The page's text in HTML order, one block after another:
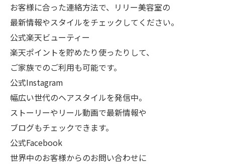
お客様に合った連絡方法で、リリー美容室の
最新情報やスタイルをチェックしてください。
公式楽天ビューティー
楽天ポイントを貯めたり使ったりして、
ご家族でのご利用も可能です。
公式Instagram
幅広い世代のヘアスタイルを発信中。
ストーリーやリール動画で最新情報や
ブログもチェックできます。
公式Facebook
世界中のお客様からのお問い合わせに